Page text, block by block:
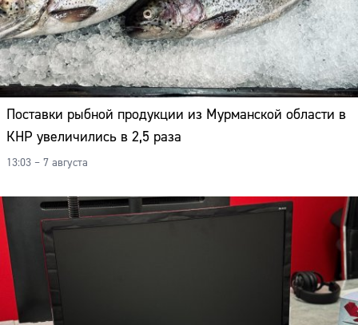
Поставки рыбной продукции из Мурманской области в
КНР увеличились в 2,5 раза
13:03 – 7 августа
Адрес:
Телефон: